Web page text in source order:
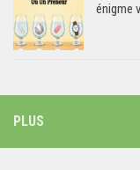
énigme
PLUS